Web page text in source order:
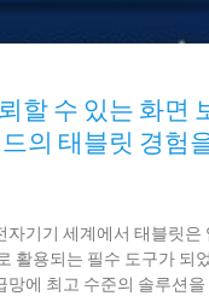
할 수 있는 화면
의 태블릿 경험
자기기 세계에서 태블릿은
활용되는 필수 도구가 되
망에 최고 수준의 솔루션을